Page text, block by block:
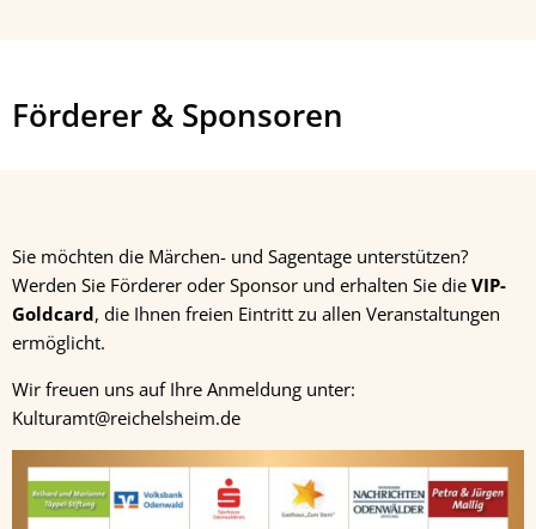
Förderer & Sponsoren
Sie möchten die Märchen- und Sagentage unterstützen?
Werden Sie Förderer oder Sponsor und erhalten Sie die VIP-
Goldcard, die Ihnen freien Eintritt zu allen Veranstaltungen
ermöglicht.
Wir freuen uns auf Ihre Anmeldung unter:
Kulturamt@reichelsheim.de